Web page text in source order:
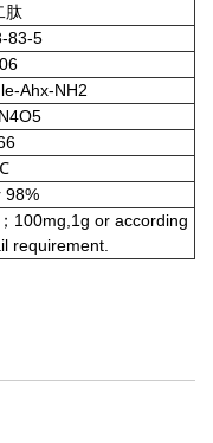
肽
83-5
Ahx-NH2
98%
100mg,1g or according
requirement.